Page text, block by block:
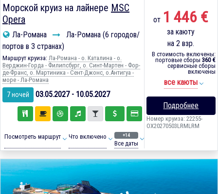
Морской круиз на лайнере MSC
Opera
Ла-Романа
Ла-Романа (6 городов/
портов в 3 странах)
Маршрут круиза: Ла-Романа - о. Каталина - о.
Верджин-Горда - Филипсбург, о. Синт-Мартен - Фор-
де-Франс, о. Мартиника - Сент-Джонс, о.Антигуа -
море - Ла-Романа
7 ночей 03.05.2027 - 10.05.2027
Посмотреть маршрут Что включено +14
Все даты
от 1 446 €
за каюту
на 2 взр.
В стоимость включены:
портовые сборы 360 €
сервисные сборы
включены
все каюты
Подробнее
Номер круиза: 22255-
OX20270503LRMLRM